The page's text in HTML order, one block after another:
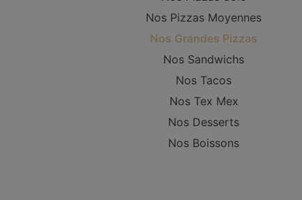
Nos Pizzas Moyennes
Nos Grandes Pizzas
Nos Sandwichs
Nos Tacos
Nos Tex Mex
Nos Desserts
Nos Boissons